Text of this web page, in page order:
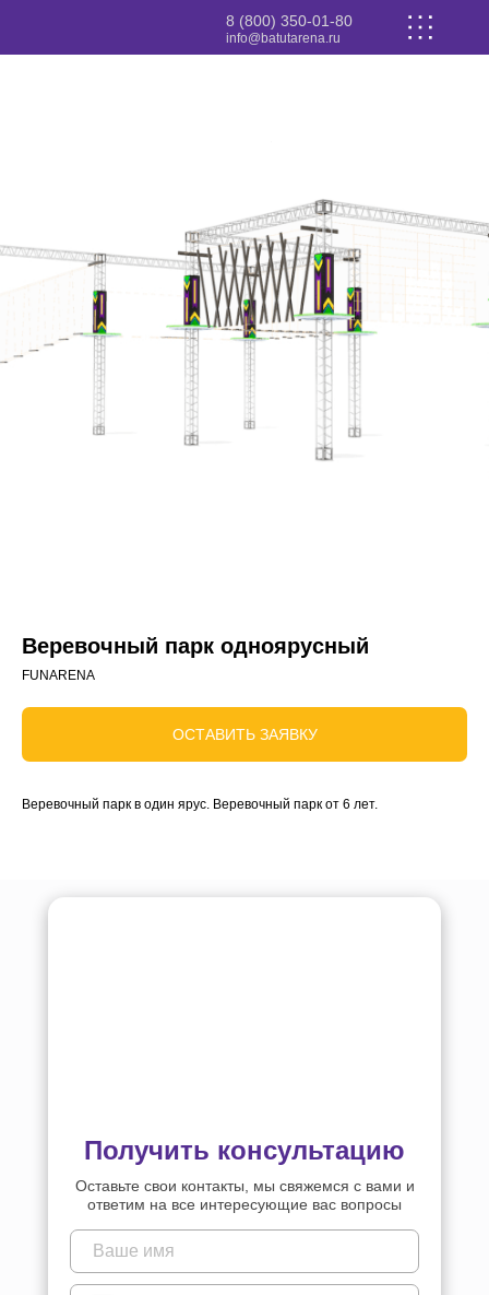
8 (800) 350-01-80
info@batutarena.ru
Веревочный парк одноярусный
FUNARENA
ОСТАВИТЬ ЗАЯВКУ
Веревочный парк в один ярус. Веревочный парк от 6 лет.
Получить консультацию
Оставьте свои контакты, мы свяжемся с вами и
ответим на все интересующие вас вопросы